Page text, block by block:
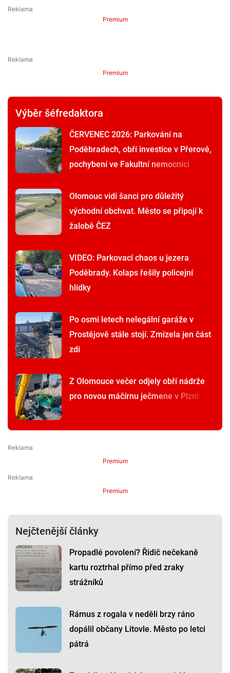
Premium
Premium
Výběr šéfredaktora
ČERVENEC 2026: Parkování na
Poděbradech, obří investice v Přerově,
pochybení ve Fakultní nemocnici
Olomouc vidí šanci pro důležitý
východní obchvat. Město se připojí k
žalobě ČEZ
VIDEO: Parkovací chaos u jezera
Poděbrady. Kolaps řešily policejní
hlídky
Po osmi letech nelegální garáže v
Prostějově stále stojí. Zmizela jen část
zdi
Z Olomouce večer odjely obří nádrže
pro novou máčírnu ječmene v Plzni
Premium
Premium
Nejčtenější články
Propadlé povolení? Řidič nečekaně
kartu roztrhal přímo před zraky
strážníků
Rámus z rogala v neděli brzy ráno
dopálil občany Litovle. Město po letci
pátrá